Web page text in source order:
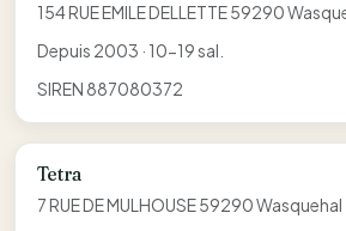
154 RUE EMILE DELLETTE 59290
Depuis 2003 · 10-19 sal.
SIREN 887080372
Tetra
7 RUE DE MULHOUSE 59290 Wasquehal